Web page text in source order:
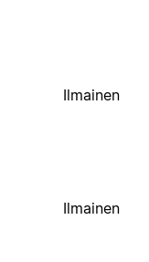
Ilmainen
Ilmainen